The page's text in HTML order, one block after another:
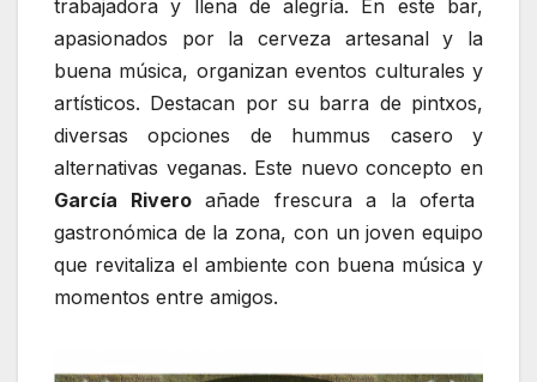
trabajadora y llena de alegría. En este bar,
apasionados por la cerveza artesanal y la
buena música, organizan eventos culturales y
artísticos. Destacan por su barra de pintxos,
diversas opciones de hummus casero y
alternativas veganas. Este nuevo concepto en
García Riveroañade frescura a la oferta
gastronómica de la zona, con un joven equipo
que revitaliza el ambiente con buena música y
momentos entre amigos.